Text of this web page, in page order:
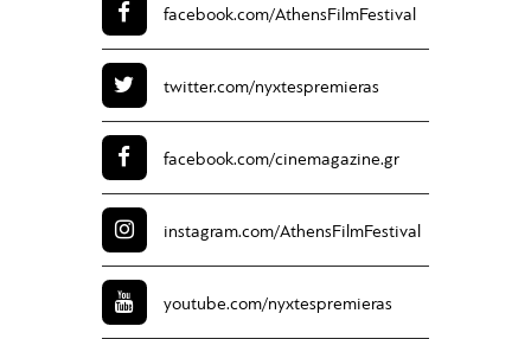
facebook.com/AthensFilmFestival
twitter.com/nyxtespremieras
facebook.com/cinemagazine.gr
instagram.com/AthensFilmFestival
youtube.com/nyxtespremieras